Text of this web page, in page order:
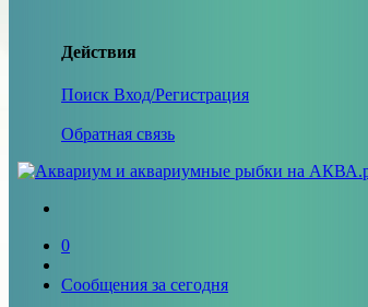
Действия
Поиск Вход/Регистрация
Обратная связь
0
Сообщения за сегодня